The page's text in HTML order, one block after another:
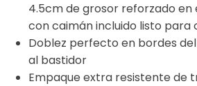
4.5cm de grosor reforzado en
con caimán incluido listo para
Doblez perfecto en bordes
al bastidor
Empaque extra resistente de